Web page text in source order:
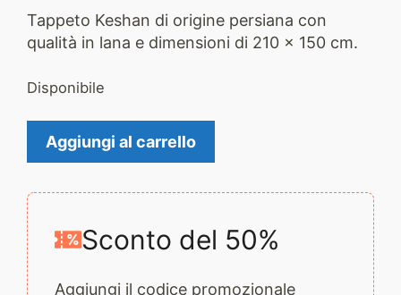
Tappeto Keshan di origine persiana con
qualità in lana e dimensioni di 210 x 150 cm.
Disponibile
Tappeto
Keshan
quantità
Aggiungi al carrello
Sconto del 50%
Aggiungi il codice promozionale